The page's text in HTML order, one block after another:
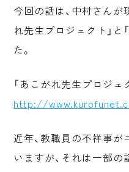
今回の話は、中村さんが
れ先生プロジェクト」と
た。
「あこがれ先生プロジェ
http://
近年、教職員の不祥事が
いますが、それは一部の